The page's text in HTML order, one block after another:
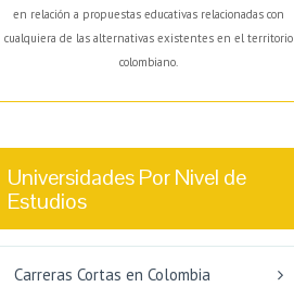
en relación a propuestas educativas relacionadas con
cualquiera de las alternativas existentes en el territorio
colombiano.
Universidades Por Nivel de
Estudios
Carreras Cortas en Colombia